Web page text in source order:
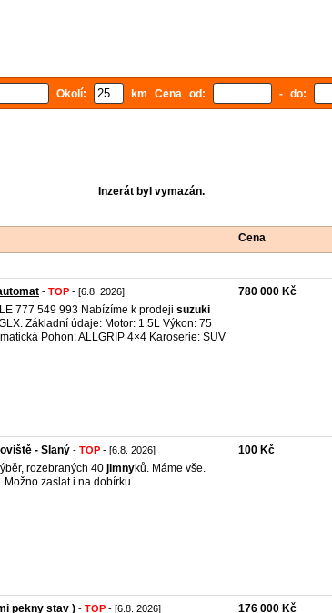
Okolí: km Cena od: - do:
Inzerát byl vymazán.
Cena
- TOP - [6.8. 2026]
777 549 993 Nabízíme k prodeji suzuki
Základní údaje: Motor: 1.5L Výkon: 75
Pohon: ALLGRIP 4×4 Karoserie: SUV
780 000 Kč
- Slaný - TOP - [6.8. 2026]
rozebraných 40 jimnyků. Máme vše.
Možno zaslat i na dobírku.
100 Kč
pekny stav ) - TOP - [6.8. 2026] 176 000 Kč